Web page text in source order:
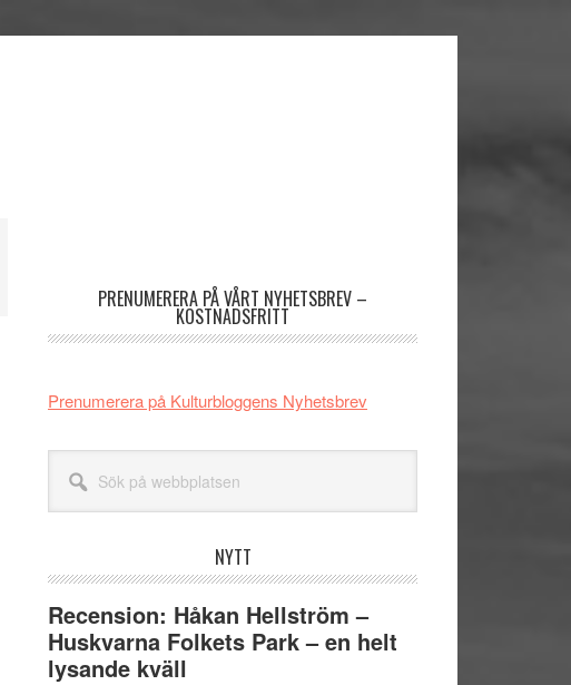
PRENUMERERA PÅ VÅRT NYHETSBREV –
KOSTNADSFRITT
Prenumerera på Kulturbloggens Nyhetsbrev
webbplatsen
NYTT
Recension: Håkan Hellström –
Huskvarna Folkets Park – en helt
lysande kväll